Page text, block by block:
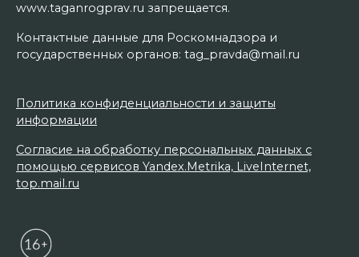
www.taganrogprav.ru запрещается.
Контактные данные для Роскомнадзора и
государственных органов: tag_pravda@mail.ru
Политика конфиденциальности и защиты
информации
Согласие на обработку персональных данных с
помощью сервисов Yandex.Metrika, LiveInternet,
top.mail.ru